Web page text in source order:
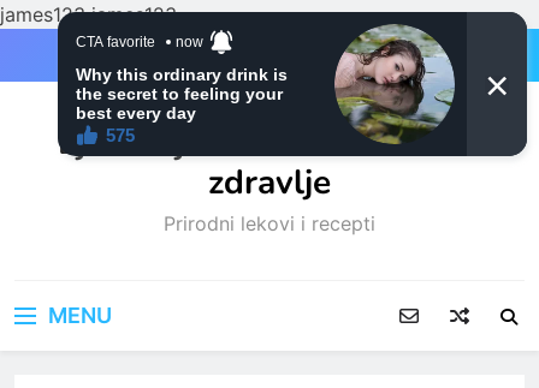
james123james123
Ljubitelji mačaka i Prirodno
zdravlje
Prirodni lekovi i recepti
MENU